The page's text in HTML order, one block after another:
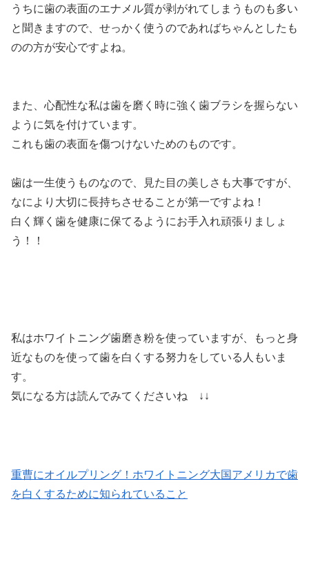
うちに歯の表面のエナメル質が剥がれてしまうものも多い
と聞きますので、せっかく使うのであればちゃんとしたも
のの方が安心ですよね。
また、心配性な私は歯を磨く時に強く歯ブラシを握らない
ように気を付けています。
これも歯の表面を傷つけないためのものです。
歯は一生使うものなので、見た目の美しさも大事ですが、
なにより大切に長持ちさせることが第一ですよね！
白く輝く歯を健康に保てるようにお手入れ頑張りましょ
う！！
私はホワイトニング歯磨き粉を使っていますが、もっと身
近なものを使って歯を白くする努力をしている人もいま
す。
気になる方は読んでみてくださいね ↓↓
重曹にオイルプリング！ホワイトニング大国アメリカで歯
を白くするために知られていること